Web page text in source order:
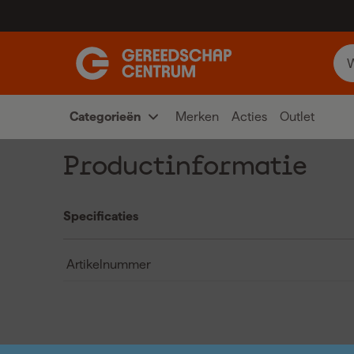
Categorieën Merken Acties Outlet
Productinformatie
Specificaties
Artikelnummer